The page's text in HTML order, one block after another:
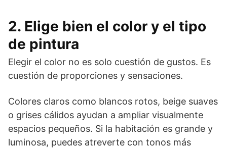
2. Elige bien el color y el tipo
de pintura
Elegir el color no es solo cuestión de gustos. Es
cuestión de proporciones y sensaciones.
Colores claros como blancos rotos, beige suaves
o grises cálidos ayudan a ampliar visualmente
espacios pequeños. Si la habitación es grande y
luminosa, puedes atreverte con tonos más